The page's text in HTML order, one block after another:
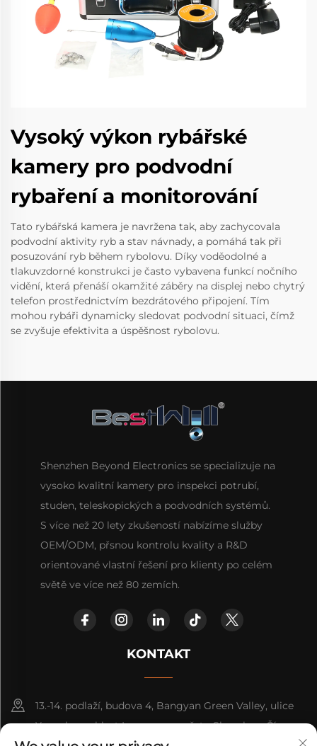
Vysoký výkon rybářské
kamery pro podvodní
rybaření a monitorování
Tato rybářská kamera je navržena tak, aby zachycovala
podvodní aktivity ryb a stav návnady, a pomáhá tak při
posuzování ryb během rybolovu. Díky voděodolné a
tlakuvzdorné konstrukci je často vybavena funkcí nočního
vidění, která přenáší okamžité záběry na displej nebo chytrý
telefon prostřednictvím bezdrátového připojení. Tím
mohou rybáři dynamicky sledovat podvodní situaci, čímž
se zvyšuje efektivita a úspěšnost rybolovu.
Shenzhen Beyond Electronics se specializuje na
vysoko kvalitní kamery pro inspekci potrubí,
studen, teleskopických a podvodních systémů.
S více než 20 lety zkušeností nabízíme služby
OEM/ODM, přsnou kontrolu kvality a R&D
orientované vlastní řešení pro klienty po celém
světě ve více než 80 zemích.
KONTAKT
13.-14. podlaží, budova 4, Bangyan Green Valley, ulice
Yuanshan, oblast Longgang, město Shenzhen, Čína.